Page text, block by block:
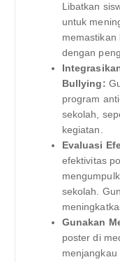
Libatkan
untuk
dengan
Bullying:
program
sekolah,
kegiatan.
Evaluasi
efektivitas
sekolah.
Gunakan
poster di